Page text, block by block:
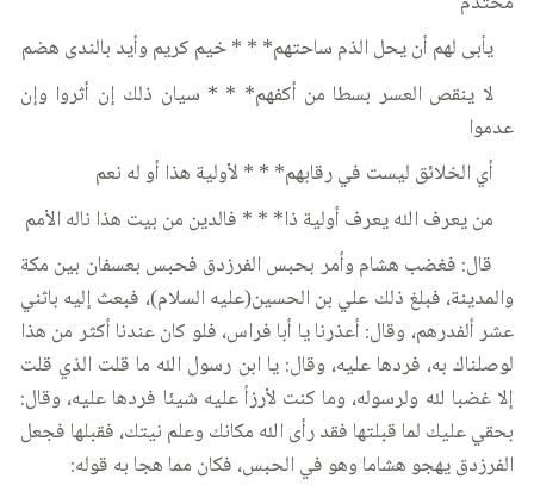
يأبى لهم أن يحل الذم ساحتهم* * * خيم كريم وأيد بالندى هضم
لا ينقص العسر بسطا من أكفهم* * * سيان ذلك إن أثروا وإن
عدموا
أي الخلائق ليست في رقابهم* * * لأولية هذا أو له نعم
من يعرف الله يعرف أولية ذا* * * فالدين من بيت هذا ناله الأمم
قال: فغضب هشام وأمر بحبس الفرزدق فحبس بعسفان بين مكة
والمدينة، فبلغ ذلك علي بن الحسين(عليه السلام)، فبعث إليه باثني
عشر ألفدرهم، وقال: أعذرنا يا أبا فراس، فلو كان عندنا أكثر من هذا
لوصلناك به، فردها عليه، وقال: يا ابن رسول الله ما قلت الذي قلت
إلا غضبا لله ولرسوله، وما كنت لأرزأ عليه شيئا فردها عليه، وقال:
بحقي عليك لما قبلتها فقد رأى الله مكانك وعلم نيتك، فقبلها فجعل
الفرزدق يهجو هشاما وهو في الحبس، فكان مما هجا به قوله: